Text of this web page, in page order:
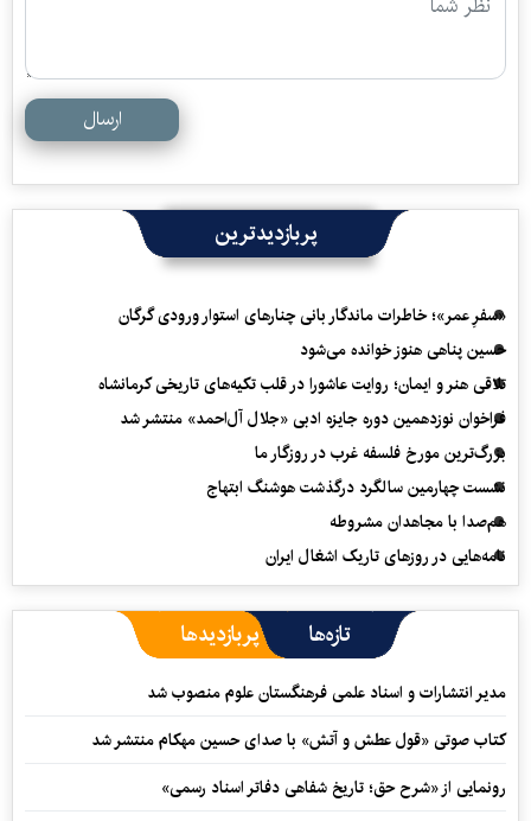
ارسال
پربازدیدترین
«سفرِ عمر»؛ خاطرات ماندگار بانی چنارهای استوار ورودی گرگان
حسین پناهی هنوز خوانده می‌شود
تلاقی هنر و ایمان؛ روایت عاشورا در قلب تکیه‌های تاریخی کرمانشاه
فراخوان نوزدهمین دوره جایزه ادبی «جلال آل‌احمد» منتشر شد
بزرگ‌ترین مورخ فلسفه غرب در روزگار ما
نشست چهارمین سالگرد درگذشت هوشنگ ابتهاج
هم‌صدا با مجاهدان مشروطه
نامه‌هایی در روزهای تاریک اشغال ایران
تازه‌ها پربازدیدها
مدیر انتشارات و اسناد علمی فرهنگستان علوم منصوب شد
کتاب صوتی «قول عطش و آتش» با صدای حسین مهکام منتشر شد
رونمایی از «شرح حق؛ تاریخ شفاهی دفاتر اسناد رسمی»